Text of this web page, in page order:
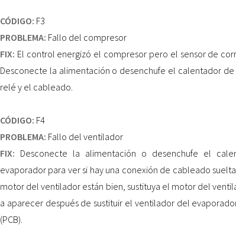
CÓDIGO: F3
PROBLEMA: Fallo del compresor
FIX: El control energizó el compresor pero el sensor de
Desconecte la alimentación o desenchufe el calentador
relé y el cableado.
CÓDIGO: F4
PROBLEMA: Fallo del ventilador
FIX: Desconecte la alimentación o desenchufe el
evaporador para ver si hay una conexión de cableado
motor del ventilador están bien, sustituya el motor del
a aparecer después de sustituir el ventilador del
(PCB).